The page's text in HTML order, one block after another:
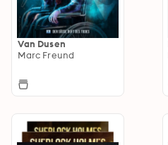
Van Dusen
Marc Freund